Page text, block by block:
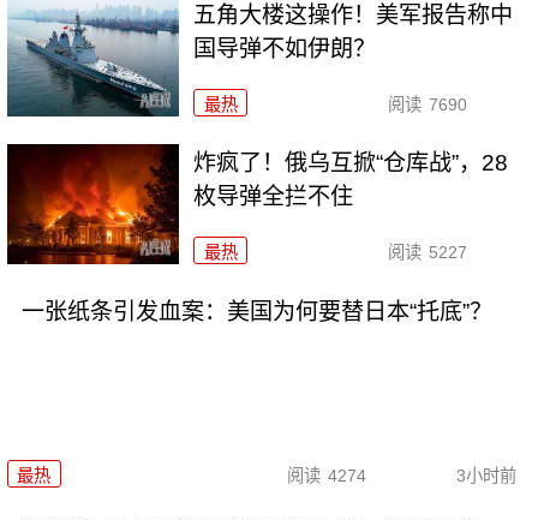
五角大楼这操作！美军报告称中
国导弹不如伊朗？
最热 阅读 7690
炸疯了！俄乌互掀“仓库战”，28
枚导弹全拦不住
最热 阅读 5227
一张纸条引发血案：美国为何要替日本“托底”？
最热 阅读 4274 3小时前